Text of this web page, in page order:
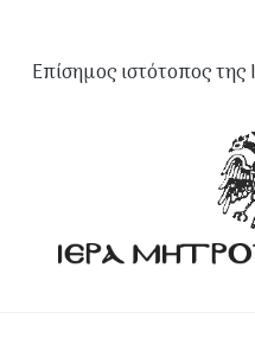
Επίσημος ιστότοπος